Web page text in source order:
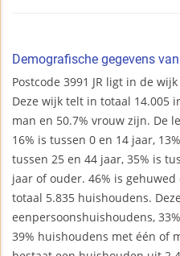
Demografische gegevens
Postcode 3991 JR ligt in de
Deze wijk telt in totaal 14.005
man en 50.7% vrouw zijn. De
16% is tussen 0 en 14 jaar,
tussen 25 en 44 jaar, 35% is
jaar of ouder. 46% is
totaal 5.835 huishoudens.
eenpersoonshuishoudens,
39% huishoudens met één of